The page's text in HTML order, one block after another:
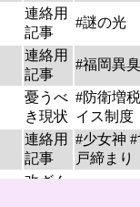
連絡用
記事
#謎の光
連絡用
記事
#福岡異臭
憂うべ
き現状
#防衛増
イス制度
連絡用
記事
#少女神
戸締まり
改ざん